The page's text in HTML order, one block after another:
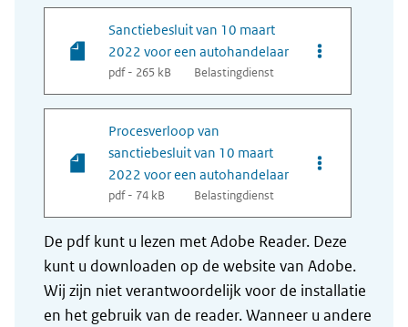
Sanctiebesluit van 10 maart
2022 voor een autohandelaar
pdf - 265 kB Belastingdienst
Opties van
Procesverloop van
sanctiebesluit van 10 maart
2022 voor een autohandelaar
pdf - 74 kB Belastingdienst
Opties van
De pdf kunt u lezen met Adobe Reader. Deze
kunt u downloaden op de website van Adobe.
Wij zijn niet verantwoordelijk voor de installatie
en het gebruik van de reader. Wanneer u andere